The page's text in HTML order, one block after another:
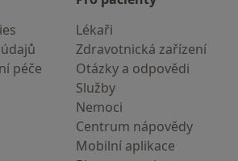
péče
Lékaři
Zdravotnická zařízení
Otázky a odpovědi
Služby
Nemoci
Centrum nápovědy
Mobilní aplikace